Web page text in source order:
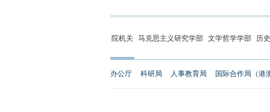
院机关 马克思主义研究学部 文学哲学学部 历
办公厅 科研局 人事教育局 国际合作局（港